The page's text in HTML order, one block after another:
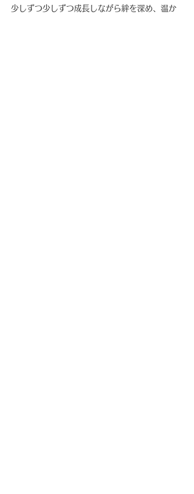
少しずつ少しずつ成長しながら絆を深め、温か